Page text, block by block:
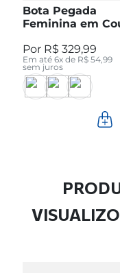
Bota Pegada
Feminina em
280512-04
R$ 329,99
Em até 6x de R$ 54,99
sem juros